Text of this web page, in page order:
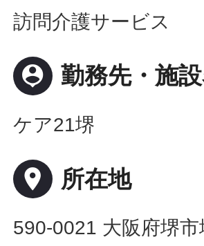
訪問介護サービス
person_pin 勤務先・施
ケア21堺
place 所在地
590-0021 大阪府堺